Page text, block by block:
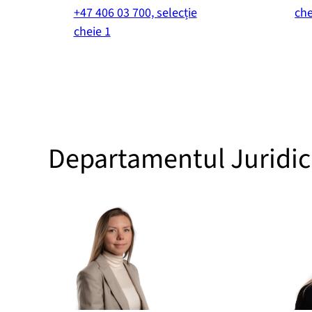
+47 406 03 700, selecție
cheie 1
Departamentul Juridic